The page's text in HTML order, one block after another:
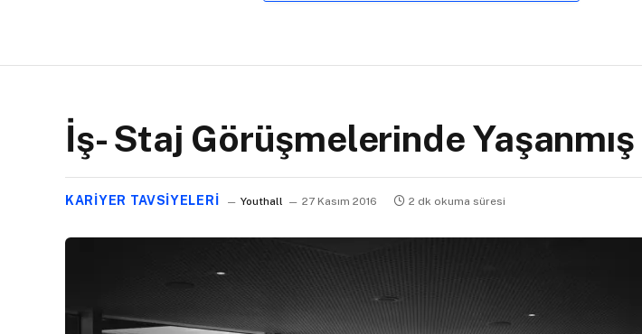
İş- Staj Görüşmelerinde
KARIYER TAVSIYELERI Youthall 27 Kasım 2016 2 dk okuma süresi